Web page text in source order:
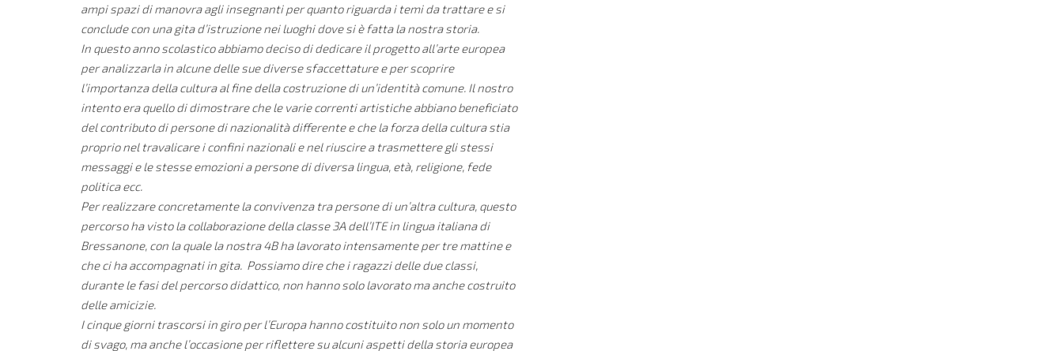
ampi spazi di manovra agli insegnanti per quanto riguarda i temi da trattare e si
conclude con una gita d’istruzione nei luoghi dove si è fatta la nostra storia.
In questo anno scolastico abbiamo deciso di dedicare il progetto all’arte europea
per analizzarla in alcune delle sue diverse sfaccettature e per scoprire
l’importanza della cultura al fine della costruzione di un’identità comune. Il nostro
intento era quello di dimostrare che le varie correnti artistiche abbiano beneficiato
del contributo di persone di nazionalità differente e che la forza della cultura stia
proprio nel travalicare i confini nazionali e nel riuscire a trasmettere gli stessi
messaggi e le stesse emozioni a persone di diversa lingua, età, religione, fede
politica ecc.
Per realizzare concretamente la convivenza tra persone di un’altra cultura, questo
percorso ha visto la collaborazione della classe 3A dell’ITE in lingua italiana di
Bressanone, con la quale la nostra 4B ha lavorato intensamente per tre mattine e
che ci ha accompagnati in gita. Possiamo dire che i ragazzi delle due classi,
durante le fasi del percorso didattico, non hanno solo lavorato ma anche costruito
delle amicizie.
I cinque giorni trascorsi in giro per l’Europa hanno costituito non solo un momento
di svago, ma anche l’occasione per riflettere su alcuni aspetti della storia europea